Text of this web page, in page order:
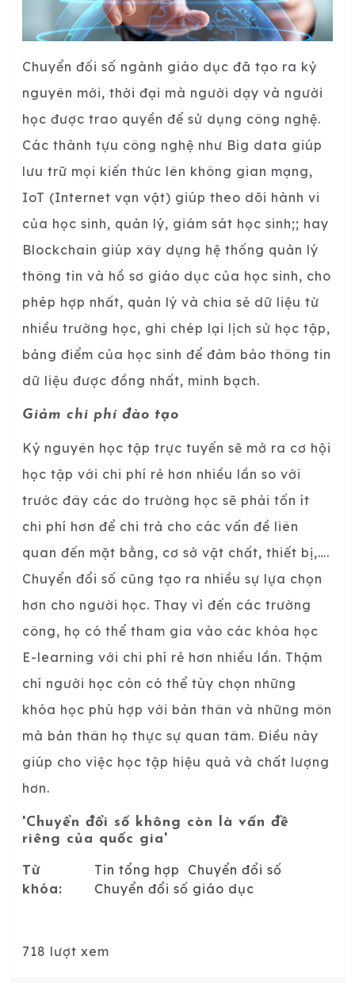
Chuyển đối số ngành giáo dục đã tạo ra kỷ
nguyên mới, thời đại mà người dạy và người
học được trao quyền để sử dụng công nghệ.
Các thành tựu công nghệ như Big data giúp
lưu trữ mọi kiến thức lên không gian mạng,
IoT (Internet vạn vật) giúp theo dõi hành vi
của học sinh, quản lý, giám sát học sinh;; hay
Blockchain giúp xây dựng hệ thống quản lý
thông tin và hồ sơ giáo dục của học sinh, cho
phép hợp nhất, quản lý và chia sẻ dữ liệu từ
nhiều trường học, ghi chép lại lịch sử học tập,
bảng điểm của học sinh để đảm bảo thông tin
dữ liệu được đồng nhất, minh bạch.
Giảm chi phí đào tạo
Kỷ nguyên học tập trực tuyến sẽ mở ra cơ hội
học tập với chi phí rẻ hơn nhiều lần so với
trước đây các do trường học sẽ phải tốn ít
chi phí hơn để chi trả cho các vấn đề liên
quan đến mặt bằng, cơ sở vật chất, thiết bị,….
Chuyển đổi số cũng tạo ra nhiều sự lựa chọn
hơn cho người học. Thay vì đến các trường
công, họ có thể tham gia vào các khóa học
E-learning với chi phí rẻ hơn nhiều lần. Thậm
chí người học còn có thể tùy chọn những
khóa học phù hợp với bản thân và những môn
mà bản thân họ thực sự quan tâm. Điều này
giúp cho việc học tập hiệu quả và chất lượng
hơn.
'Chuyển đổi số không còn là vấn đề
riêng của quốc gia'
Từ
khóa:
Tin tổng hợp
Chuyển đổi số
Chuyển đổi số giáo dục
718 lượt xem